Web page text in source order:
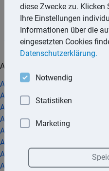
B D E F G H I
T U V W Z
A
Abfindung im Arbeitsverhältnis
Abhilfeverlangen bei
Abmahnung des Arbeitnehmers
Abmahnung des Mieters
Abnahme der
Abschlagszahlung an
Adoption
Alkohol im Straßenverkehr
diese Zwecke zu. Klicken
Ihre Einstellungen
Informationen über die
eingesetzten Cookies
Datenschutzerklärung.
Notwendig
Statistiken
Marketing